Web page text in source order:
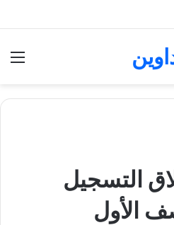
التسجيل
الأول